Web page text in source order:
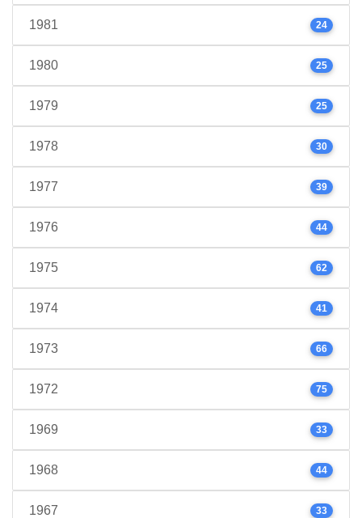
1981 24
1980 25
1979 25
1978 30
1977 39
1976 44
1975 62
1974 41
1973 66
1972 75
1969 33
1968 44
1967 33